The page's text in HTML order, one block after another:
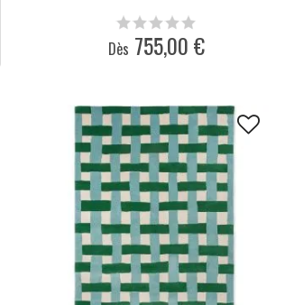
Dès 755,00 €